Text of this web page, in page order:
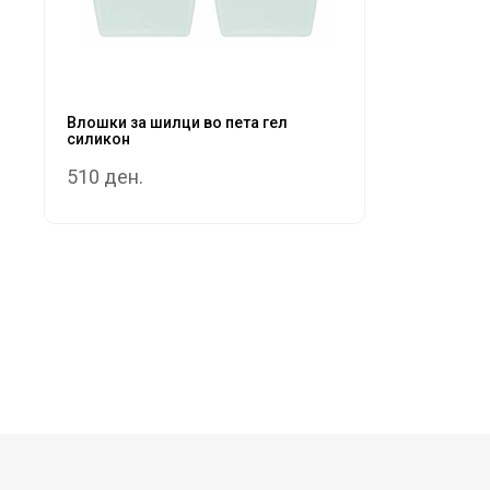
Влошки за шилци во пета гел
силикон
510 ден.